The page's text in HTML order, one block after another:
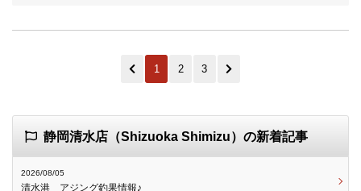
1 2 3
静岡清水店（Shizuoka Shimizu）の新着記事
2026/08/05
清水港 アジング釣果情報♪